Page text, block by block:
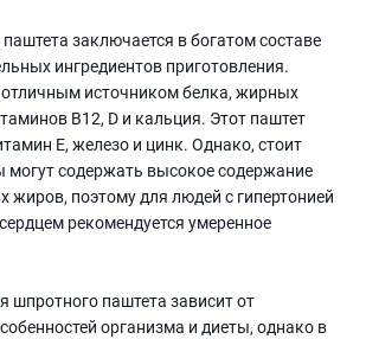
заключается в богатом составе
ингредиентов приготовления.
источником белка, жирных
B12, D и кальция. Этот паштет
Е, железо и цинк. Однако, стоит
могут содержать высокое содержание
поэтому для людей с гипертонией
рекомендуется умеренное
шпротного паштета зависит от
организма и диеты, однако в